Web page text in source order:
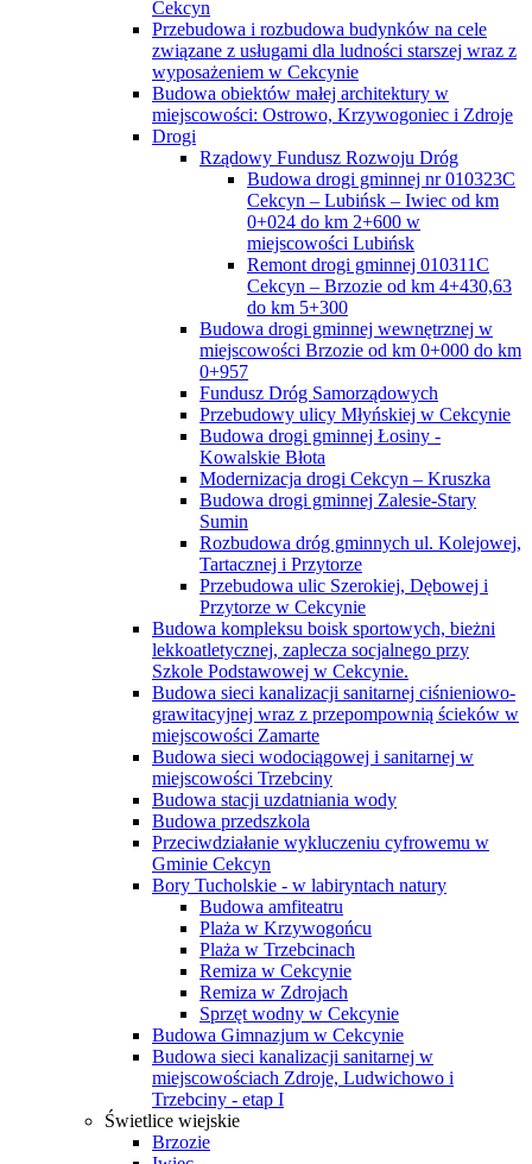
Cekcyn
Przebudowa i rozbudowa budynków na cele
związane z usługami dla ludności starszej wraz z
wyposażeniem w Cekcynie
Budowa obiektów małej architektury w
miejscowości: Ostrowo, Krzywogoniec i Zdroje
Drogi
Rządowy Fundusz Rozwoju Dróg
Budowa drogi gminnej nr 010323C
Cekcyn – Lubińsk – Iwiec od km
0+024 do km 2+600 w
miejscowości Lubińsk
Remont drogi gminnej 010311C
Cekcyn – Brzozie od km 4+430,63
do km 5+300
Budowa drogi gminnej wewnętrznej w
miejscowości Brzozie od km 0+000 do km
0+957
Fundusz Dróg Samorządowych
Przebudowy ulicy Młyńskiej w Cekcynie
Budowa drogi gminnej Łosiny -
Kowalskie Błota
Modernizacja drogi Cekcyn – Kruszka
Budowa drogi gminnej Zalesie-Stary
Sumin
Rozbudowa dróg gminnych ul. Kolejowej,
Tartacznej i Przytorze
Przebudowa ulic Szerokiej, Dębowej i
Przytorze w Cekcynie
Budowa kompleksu boisk sportowych, bieżni
lekkoatletycznej, zaplecza socjalnego przy
Szkole Podstawowej w Cekcynie.
Budowa sieci kanalizacji sanitarnej ciśnieniowo-
grawitacyjnej wraz z przepompownią ścieków w
miejscowości Zamarte
Budowa sieci wodociągowej i sanitarnej w
miejscowości Trzebciny
Budowa stacji uzdatniania wody
Budowa przedszkola
Przeciwdziałanie wykluczeniu cyfrowemu w
Gminie Cekcyn
Bory Tucholskie - w labiryntach natury
Budowa amfiteatru
Plaża w Krzywogońcu
Plaża w Trzebcinach
Remiza w Cekcynie
Remiza w Zdrojach
Sprzęt wodny w Cekcynie
Budowa Gimnazjum w Cekcynie
Budowa sieci kanalizacji sanitarnej w
miejscowościach Zdroje, Ludwichowo i
Trzebciny - etap I
Świetlice wiejskie
Brzozie